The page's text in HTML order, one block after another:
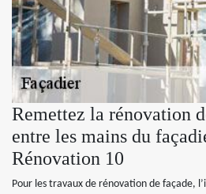
Remettez la rénovation
entre les mains du
Rénovation 10
Pour les travaux de rénovation de façade,